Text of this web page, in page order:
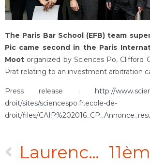
The Paris Bar School (EFB) team
Pic came second in the Paris
Moot organized by Sciences Po, Clifford
Prat relating to an investment arbitration
Press release : http://
droit/sites/sciencespo.fr.ecole-de-
droit/files/
Laurence Kiffer hablará durante una Conferencia sobre el arbitraje internacional en Abidján del 23 al 25 de junio…